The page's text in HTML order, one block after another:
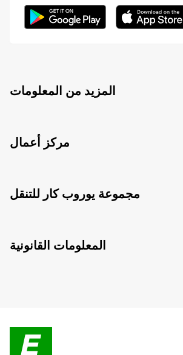
المزيد من المعلومات
مركز أعمال
مجموعة يوروب كار للتنقل
المعلومات القانونية